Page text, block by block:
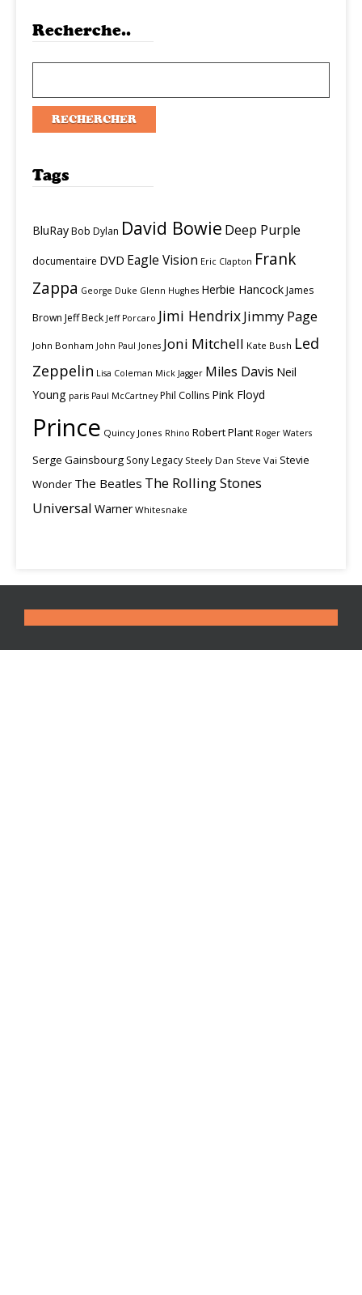
Recherche..
Tags
BluRayBob Dylan David Bowie Deep Purple
documentaire DVD Eagle Vision Eric Clapton Frank
Zappa George Duke Glenn Hughes Herbie HancockJames
Brown Jeff Beck Jeff Porcaro Jimi HendrixJimmy Page
John Bonham John Paul Jones Joni Mitchell Kate Bush Led
Zeppelin Lisa Coleman Mick Jagger Miles Davis Neil
Young paris Paul McCartney Phil Collins Pink Floyd
Prince Quincy Jones Rhino Robert Plant Roger Waters
Serge Gainsbourg Sony Legacy Steely Dan Steve Vai Stevie
Wonder The Beatles The Rolling Stones
Universal Warner Whitesnake